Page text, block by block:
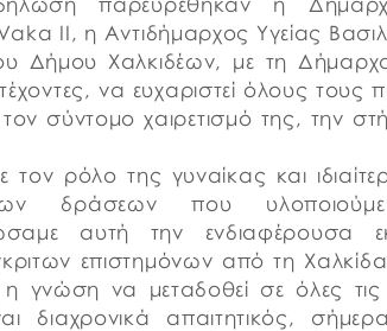
II, η Αντιδήμαρχος Υγείας
Δήμου Χαλκιδέων, με τη
να ευχαριστεί όλους τους
τον σύντομο χαιρετισμό της, την
τον ρόλο της γυναίκας και
δράσεων που
αυτή την ενδιαφέρουσα
επιστημόνων από τη
γνώση να μεταδοθεί σε όλες
διαχρονικά απαιτητικός,